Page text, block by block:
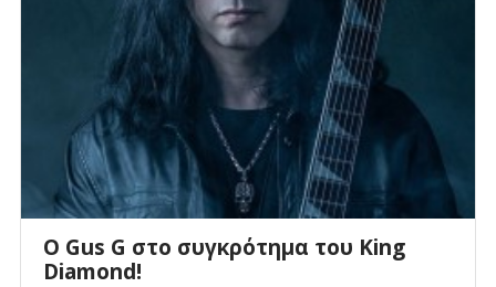
O Gus G στο συγκρότημα του King
Diamond!